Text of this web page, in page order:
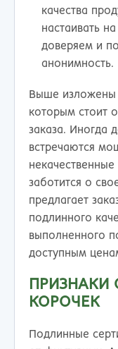
качества
настаивать
доверяем и
анонимность.
Выше
которым стоит
заказа. Иногда
встречаются
заботится о
предлагает
подлинного
выполненного
доступным
ПРИЗНАКИ
КОРОЧЕК
Подлинные